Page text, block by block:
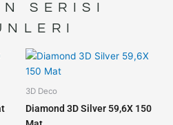
SERISI
3D Deco
Diamond 3D Silver 59,6X 150